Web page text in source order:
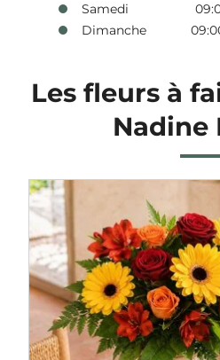
Samedi
Dimanche
Les fleurs à
Nadine